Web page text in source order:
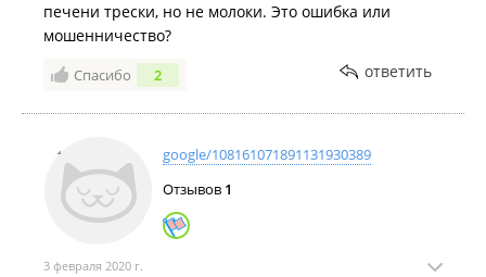
печени трески, но не молоки. Это ошибка или
мошенничество?
Спасибо 2 ответить
google/108161071891131930389
Отзывов 1
3 февраля 2020 г.